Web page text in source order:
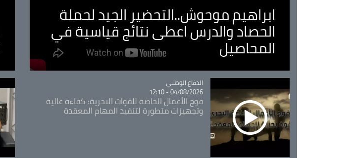
ابراهيم موحوش..التحضير الجيد لحملة
الحصاد والدرس اعطى نتائج قياسية في
المحاصيل
Catégorie
الدفاع الوطني
04/08/2026 - 12:10
فوج الأعمال الخاصة للقوات البحرية: كفاءة عالية
وتجهيزات متطورة لتنفيذ المهام المعقدة